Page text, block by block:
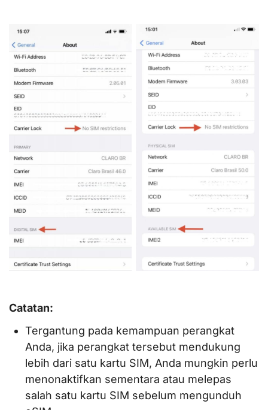
Catatan:
Tergantung pada kemampuan perangkat
Anda, jika perangkat tersebut mendukung
lebih dari satu kartu SIM, Anda mungkin perlu
menonaktifkan sementara atau melepas
salah satu kartu SIM sebelum mengunduh